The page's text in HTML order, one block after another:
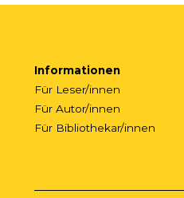
Informationen
Für Leser/innen
Für Autor/innen
Für Bibliothekar/innen